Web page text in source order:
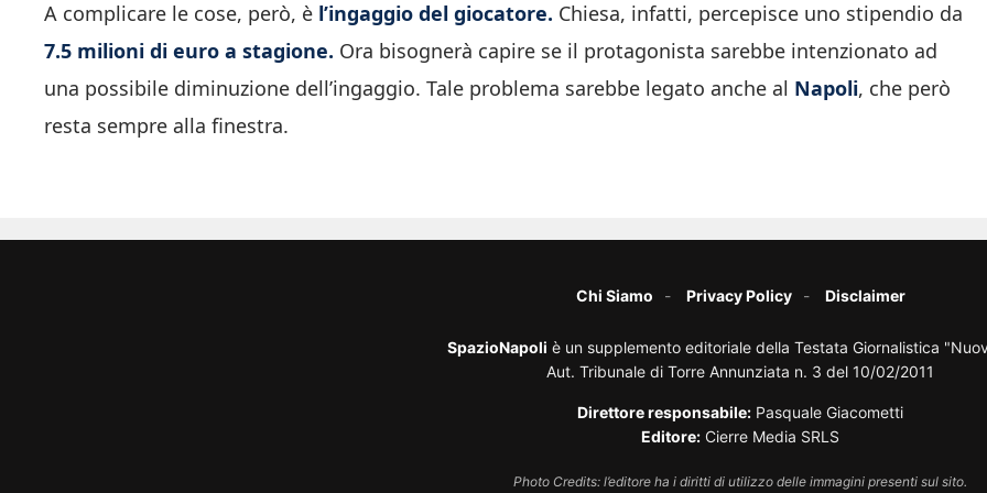
A complicare le cose, però, è l’ingaggio del giocatore. Chiesa, infatti, percepisce uno stipendio da
7.5 milioni di euro a stagione. Ora bisognerà capire se il protagonista sarebbe intenzionato ad
una possibile diminuzione dell’ingaggio. Tale problema sarebbe legato anche al Napoli, che però
resta sempre alla finestra.
Chi Siamo Privacy Policy Disclaimer
SpazioNapoli è un supplemento editoriale della Testata Giornalistica
Aut. Tribunale di Torre Annunziata n. 3 del 10/02/2011
Direttore responsabile: Pasquale Giacometti
Editore: Cierre Media SRLS
Photo Credits: l’editore ha i diritti di utilizzo delle immagini presenti sul sito.